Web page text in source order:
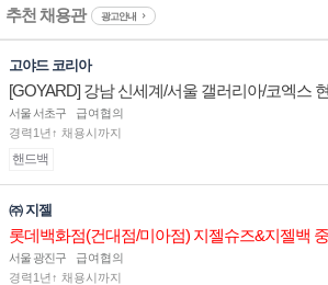
추천 채용관 광고안내
고야드 코리아
[GOYARD] 강남 신세계/서울 갤러리아/코엑스
sociate 채용
서울 서초구
급여협의
경력1년↑ 채용시까지
핸드백
㈜ 지젤
롯데백화점(건대점/미아점) 지젤슈즈&지젤백
인합니다
서울 광진구
급여협의
경력1년↑ 채용시까지